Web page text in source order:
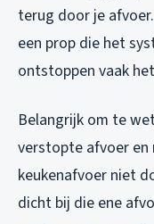
terug door je
een prop die het
ontstoppen vaak
Belangrijk om te
verstopte afvoer
keukenafvoer niet
dicht bij die ene